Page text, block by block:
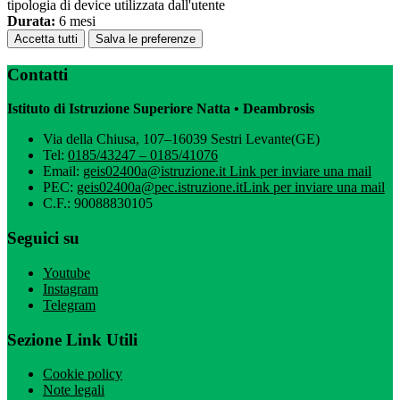
tipologia di device utilizzata dall'utente
Durata: 6 mesi
Accetta tutti Salva le preferenze
Contatti
Istituto di Istruzione Superiore Natta • Deambrosis
Via della Chiusa, 107–16039 Sestri Levante(GE)
Tel: 0185/43247 – 0185/41076
Email: geis02400a@istruzione.itLink per inviare una mail
PEC: geis02400a@pec.istruzione.itLink per inviare una mail
C.F.: 90088830105
Seguici su
Youtube
Instagram
Telegram
Sezione Link Utili
Cookie policy
Note legali